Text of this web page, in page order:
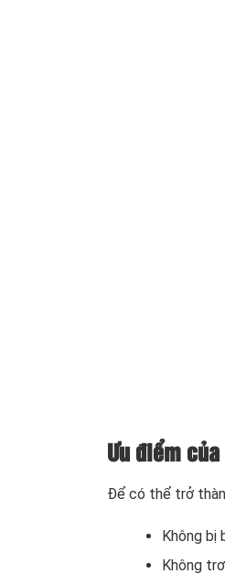
Ưu điểm
Để có thể trở
Không bị
Không